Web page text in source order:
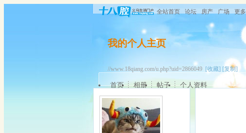
全站首页 论坛 房产 广场 更多
我的个人主页
//www.18qiang.com/u.php?uid=2866049 [收藏] [复制]
首页 相册 帖子 个人资料